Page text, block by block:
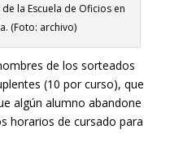
la Escuela de Oficios en
(Foto: archivo)
de los sorteados
(10 por curso), que
algún alumno abandone
horarios de cursado para